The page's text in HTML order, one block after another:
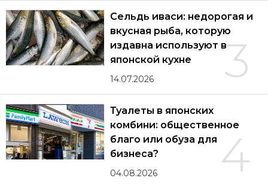
3
Сельдь иваси: недорогая и
вкусная рыба, которую
издавна используют в
японской кухне
14.07.2026
4
Туалеты в японских
комбини: общественное
благо или обуза для
бизнеса?
04.08.2026